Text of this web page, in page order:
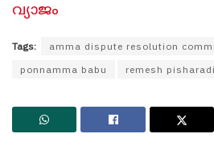
വ്യാജം
Tags: amma dispute resolution
ponnamma babu
remesh pisharadi